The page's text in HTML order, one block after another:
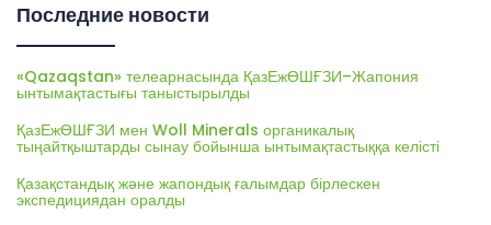
Последние новости
«Qazaqstan» телеарнасында ҚазЕжӨШҒЗИ–Жапония
ынтымақтастығы таныстырылды
ҚазЕжӨШҒЗИ мен Woll Minerals органикалық
тыңайтқыштарды сынау бойынша ынтымақтастыққа келісті
Қазақстандық және жапондық ғалымдар бірлескен
экспедициядан оралды